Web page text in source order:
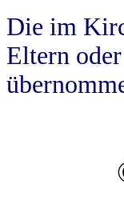
Die im
Eltern